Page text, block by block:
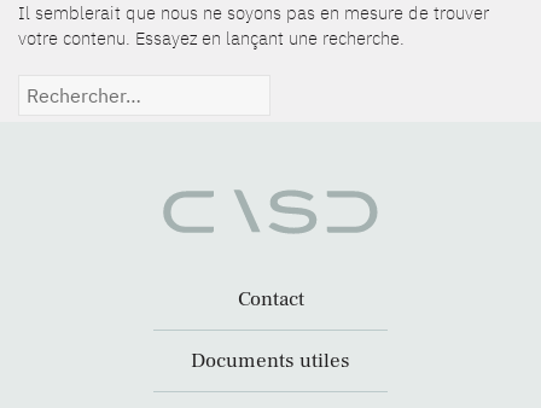
Il semblerait que nous ne soyons pas en mesure de trouver
votre contenu. Essayez en lançant une recherche.
Rechercher :
Contact
Documents utiles